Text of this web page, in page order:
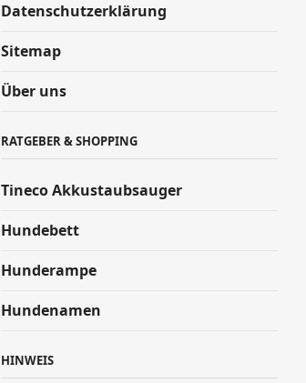
Datenschutzerklärung
Sitemap
Über uns
RATGEBER & SHOPPING
Tineco Akkustaubsauger
Hundebett
Hunderampe
Hundenamen
HINWEIS